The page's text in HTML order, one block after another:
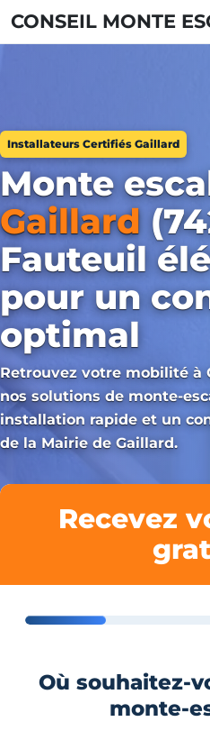
CONSEIL MONTE
Installateurs Certifiés Gaillard
Monte
Gaillard
Fauteuil
pour un
optimal
Retrouvez votre mobilité à
nos solutions de monte-
installation rapide et un
de la Mairie de Gaillard.
Recevez
Où souhaitez-
monte-